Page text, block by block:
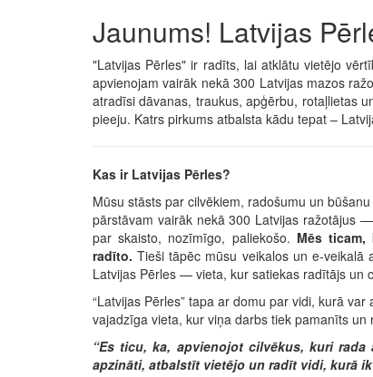
Jaunums! Latvijas
"Latvijas Pērles" ir radīts, lai atklātu vietējo
apvienojam vairāk nekā 300 Latvijas mazos
atradīsi dāvanas, traukus, apģērbu, rotaļlietas
pieeju. Katrs pirkums atbalsta kādu tepat –
Kas ir Latvijas Pērles?
Mūsu stāsts par cilvēkiem, radošumu un
pārstāvam vairāk nekā 300 Latvijas ražotājus
par skaisto, nozīmīgo, paliekošo. Mēs
radīto. Tieši tāpēc mūsu veikalos un e-veikalā
Latvijas Pērles — vieta, kur satiekas radītājs un
“Latvijas Pērles” tapa ar domu par vidi, kurā
vajadzīga vieta, kur viņa darbs tiek pamanīts un
“Es ticu, ka, apvienojot cilvēkus, kuri
apzināti, atbalstīt vietējo un radīt vidi, kurā